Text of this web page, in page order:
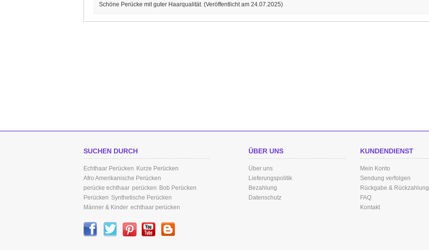
Schöne Perücke mit guter Haarqualität. (Veröffentlicht am 24.07.2025)
SUCHEN DURCH
Echthaar Perücken Kurze Perücken
Afro Amerikanische Perücken
perücke echthaar perücken Bob Perücken
Perücken Synthetische Perücken
Männer & Kinder echthaar perücken
ÜBER UNS
Über uns
Lieferungspolitik
Bezahlung
Datenschutz
KUNDENDIENST
Mein Konto
Sendung verfolgen
Rückgabe & Rückzahlung
FAQ
Kontakt